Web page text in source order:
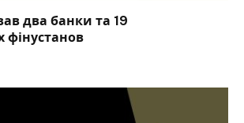
два банки та 19
фінустанов